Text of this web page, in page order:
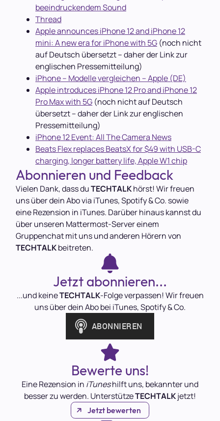
beeindruckendem Sound
Thread
Apple announces iPhone 12 and iPhone 12
mini: A new era for iPhone with 5G (noch nicht
auf Deutsch übersetzt – daher der Link zur
englischen Pressemitteilung)
iPhone – Modelle vergleichen – Apple (DE)
Apple introduces iPhone 12 Pro and iPhone 12
Pro Max with 5G (noch nicht auf Deutsch
übersetzt – daher der Link zur englischen
Pressemitteilung)
iPhone 12 Event: All The Camera News
Beats Flex replaces BeatsX for $49 with USB-C
charging, longer battery life, Apple W1 chip
Abonnieren und Feedback
Vielen Dank, dass duTECHTALKhörst! Wir freuen
uns über dein Abo via iTunes, Spotify & Co. sowie
eine Rezension in iTunes. Darüber hinaus kannst du
über unseren Mattermost-Server einem
Gruppenchat mit uns und anderen Hörern von
TECHTALKbeitreten.
Jetzt abonnieren...
...und keineTECHTALK-Folge verpassen! Wir freuen
uns über dein Abo bei iTunes, Spotify & Co.
Bewerte uns!
Eine Rezension in iTuneshilft uns, bekannter und
besser zu werden. UnterstützeTECHTALKjetzt!
Jetzt bewerten